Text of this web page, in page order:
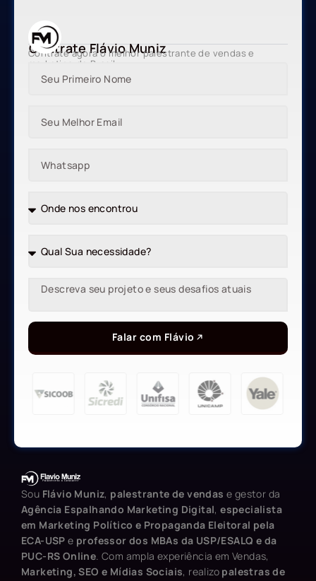
Contrate Flávio Muniz
Contrate agora o melhor palestrante de vendas e
marketing do Brasil
Falar com Flávio
Sou Flávio Muniz, palestrante de vendas e gestor da
Agência Espalhando Marketing Digital,especialista
em Marketing Político e Propaganda Eleitoral pela
ECA-USP e professor dos MBAs da USP/ESALQ e da
PUC-RS Online. Com ampla experiência em Vendas,
Marketing, SEO e Mídias Sociais, realizo palestras de